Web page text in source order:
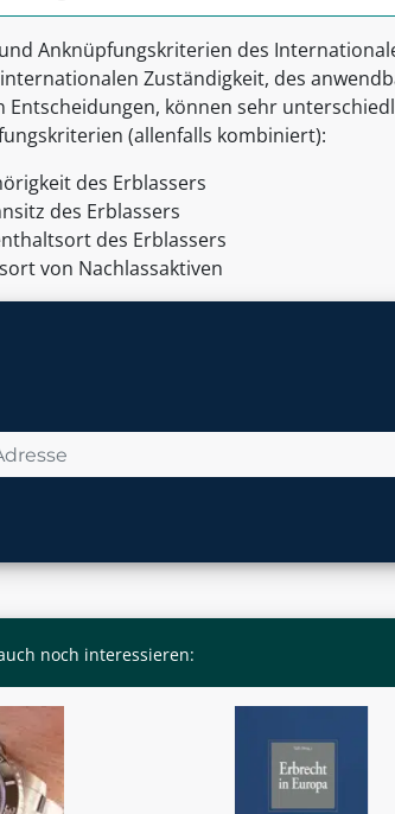
Anknüpfungskriterien des
Zuständigkeit, des
Entscheidungen, können sehr
(allenfalls kombiniert):
des Erblassers
des Erblassers
des Erblassers
von Nachlassaktiven
noch interessieren: